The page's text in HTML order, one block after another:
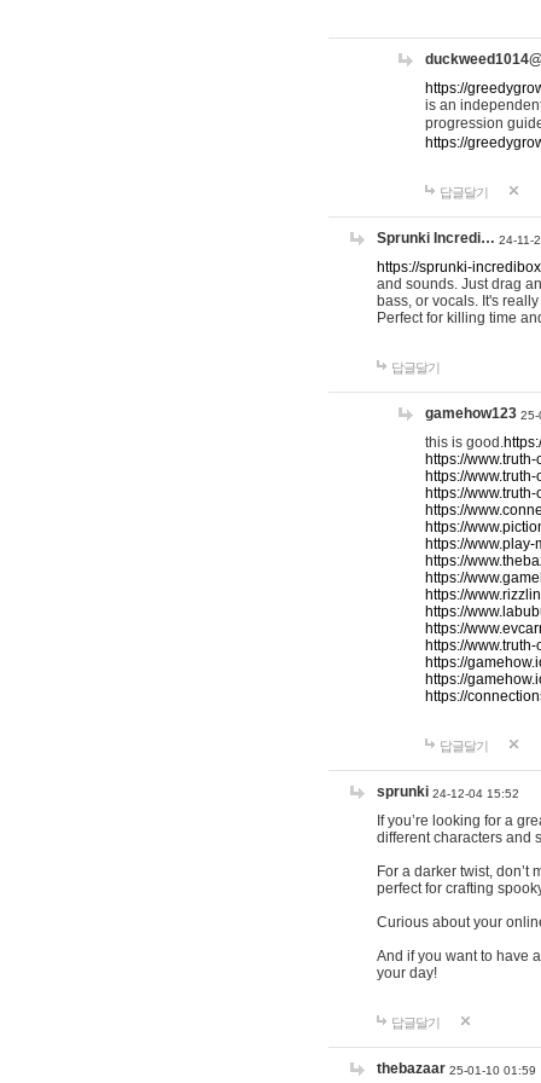
https://
is an
progression
https://
답글달기
Sprunki Incredi… 24-11-
https://sprunki-
and sounds. Just drag
bass, or vocals. It's
Perfect for killing time
답글달기
gamehow123 25-
this is good.
https://
https://
https://
https://
https://
https://
https://
https://
https://
https://
https://
https://
https://
https://
https://
답글달기
sprunki 24-12-04 15:52
If you’re looking for a
different characters and
For a darker twist, don’t
perfect for crafting
Curious about your
And if you want to have
your day!
답글달기
thebazaar 25-01-10 01:59